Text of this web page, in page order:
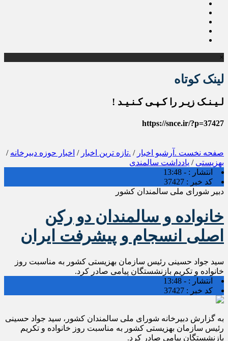
×
لینک کوتاه
لـیـنـک زیـر را کـپـی کـنـیـد !
https://snce.ir/?p=37427
صفحه نخست .آرشیو اخبار / .تازه ترین اخبار / اخبار حوزه دبیرخانه /
بهزیستی / یادداشت سالمندی
انتشار : - 13:48
کد خبر : 37427
دبیر شورای ملی سالمندان کشور
خانواده و سالمندان دو رکن
اصلی انسجام و پیشرفت ایران
سید جواد حسینی رئیس سازمان بهزیستی کشور به مناسبت روز
خانواده و تکریم بازنشستگان پیامی صادر کرد.
انتشار : - 13:48
کد خبر : 37427
به گزارش دبیرخانه شورای ملی سالمندان کشور، سید جواد حسینی
رئیس سازمان بهزیستی کشور به مناسبت روز خانواده و تکریم
بازنشستگان پیامی صادر کرد.